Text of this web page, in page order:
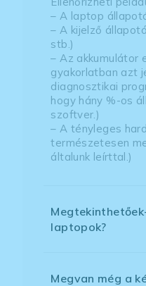
– A laptop
– A kijelző
stb.)
– Az akkumulátor
gyakorlatban azt
diagnosztikai
hogy hány %-os
szoftver.)
– A tényleges
természetesen
általunk leírttal.)
laptopok?
Megvan még a